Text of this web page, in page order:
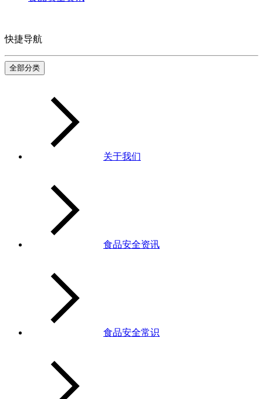
快捷导航
全部分类
关于我们
食品安全资讯
食品安全常识